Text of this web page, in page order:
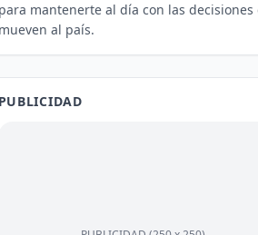
para mantenerte al día con las decisiones
mueven al país.
PUBLICIDAD